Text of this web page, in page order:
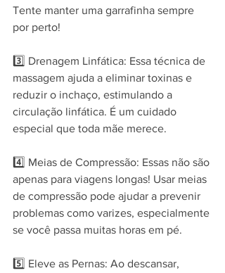
Tente manter uma garrafinha sempre
por perto!
3️⃣ Drenagem Linfática: Essa técnica de
massagem ajuda a eliminar toxinas e
reduzir o inchaço, estimulando a
circulação linfática. É um cuidado
especial que toda mãe merece.
4️⃣ Meias de Compressão: Essas não são
apenas para viagens longas! Usar meias
de compressão pode ajudar a prevenir
problemas como varizes, especialmente
se você passa muitas horas em pé.
5️⃣ Eleve as Pernas: Ao descansar,